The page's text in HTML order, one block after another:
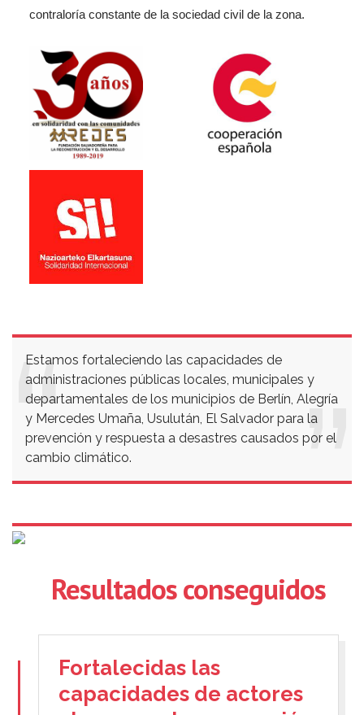
contraloría constante de la sociedad civil de la zona.
Estamos fortaleciendo las capacidades de
administraciones públicas locales, municipales y
departamentales de los municipios de Berlín, Alegría
y Mercedes Umaña, Usulután, El Salvador para la
prevención y respuesta a desastres causados por el
cambio climático.
Resultados conseguidos
Fortalecidas las
capacidades de actores